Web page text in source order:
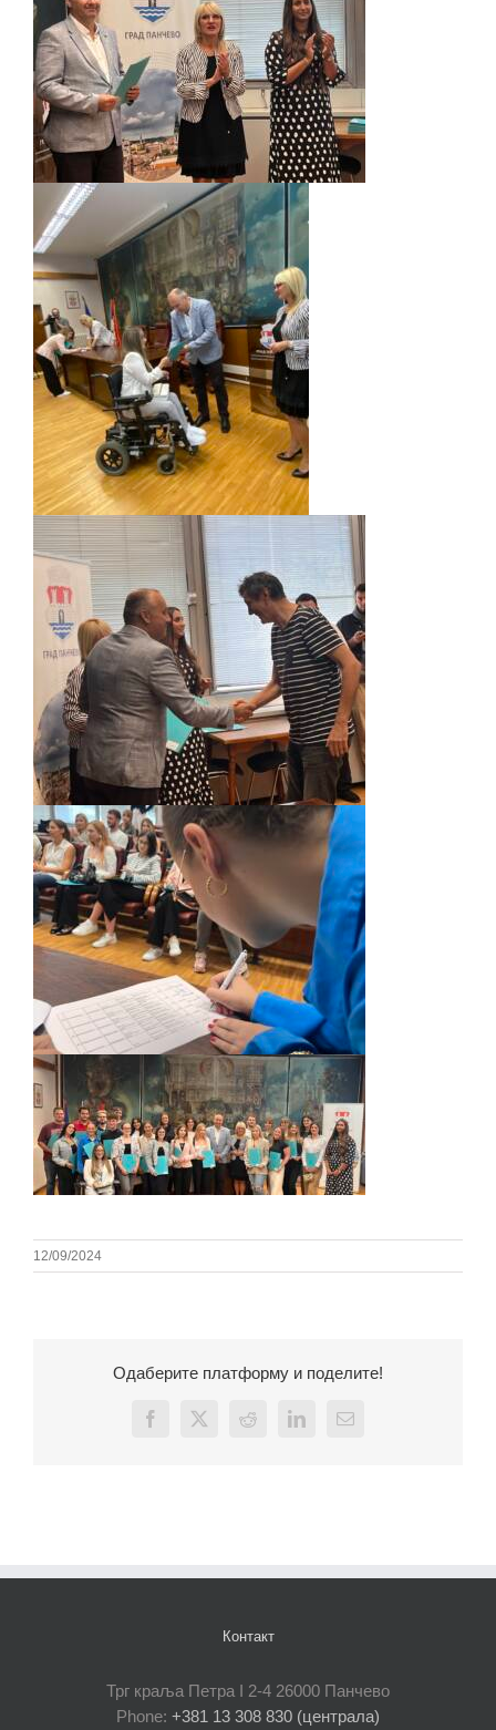
12/09/2024
Одаберите платформу и поделите!
Facebook
X Reddit LinkedInEmail
Контакт
Трг краља Петра I 2-4 26000 Панчево
Phone: +381 13 308 830 (централа)